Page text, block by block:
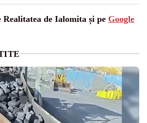
de Ialomita și pe Google